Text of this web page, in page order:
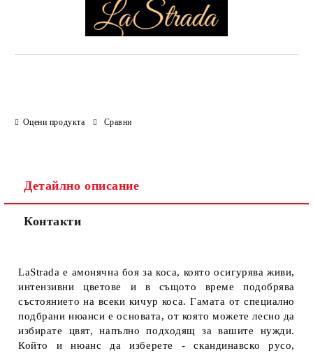
Оцени продукта Сравни
Детайлно описание
Контакти
LaStrada е амонячна боя за коса, която осигурява живи,
интензивни цветове и в същото време подобрява
състоянието на всеки кичур коса. Гамата от специално
подбрани нюанси е основата, от която можете лесно да
избирате цвят, напълно подходящ за вашите нужди.
Който и нюанс да изберете - скандинавско русо,